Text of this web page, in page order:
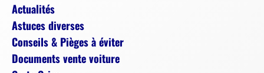
Actualités
Astuces diverses
Conseils & Pièges à éviter
Documents vente voiture